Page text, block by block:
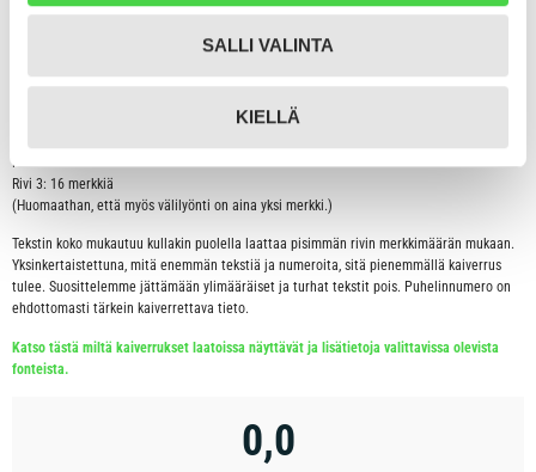
SALLI VALINTA
KIELLÄ
0,0
Lisätietoa kaiverruksesta:
Kaiverrus tulee laattaan aina keskitetysti keskelle laattaa. Rivitämme toivotun
Rivi 2: 16 merkkiä
Rivi 3: 16 merkkiä
(Huomaathan, että myös välilyönti on aina yksi merkki.)
Tekstin koko mukautuu kullakin puolella laattaa pisimmän rivin merkkimäärän mukaan.
Yksinkertaistettuna, mitä enemmän tekstiä ja numeroita, sitä pienemmällä kaiverrus
tulee. Suosittelemme jättämään ylimääräiset ja turhat tekstit pois. Puhelinnumero on
ehdottomasti tärkein kaiverrettava tieto.
Katso tästä miltä kaiverrukset laatoissa näyttävät ja lisätietoja valittavissa olevista
fonteista.